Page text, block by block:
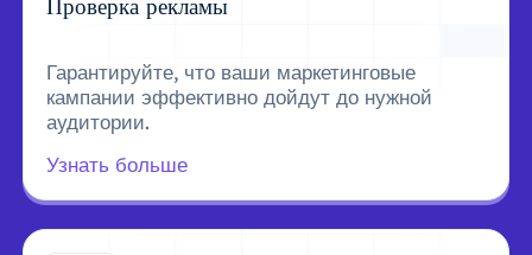
Проверка рекламы
Гарантируйте, что ваши маркетинговые
кампании эффективно дойдут до нужной
аудитории.
Узнать больше